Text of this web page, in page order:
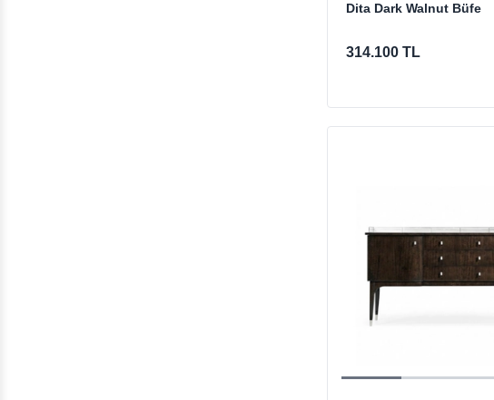
Dita Dark Walnut Büfe
314.100 TL